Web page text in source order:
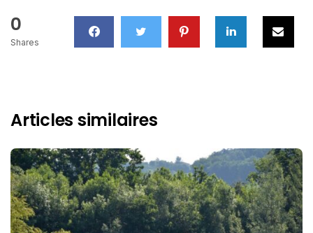
0
Shares
Articles similaires